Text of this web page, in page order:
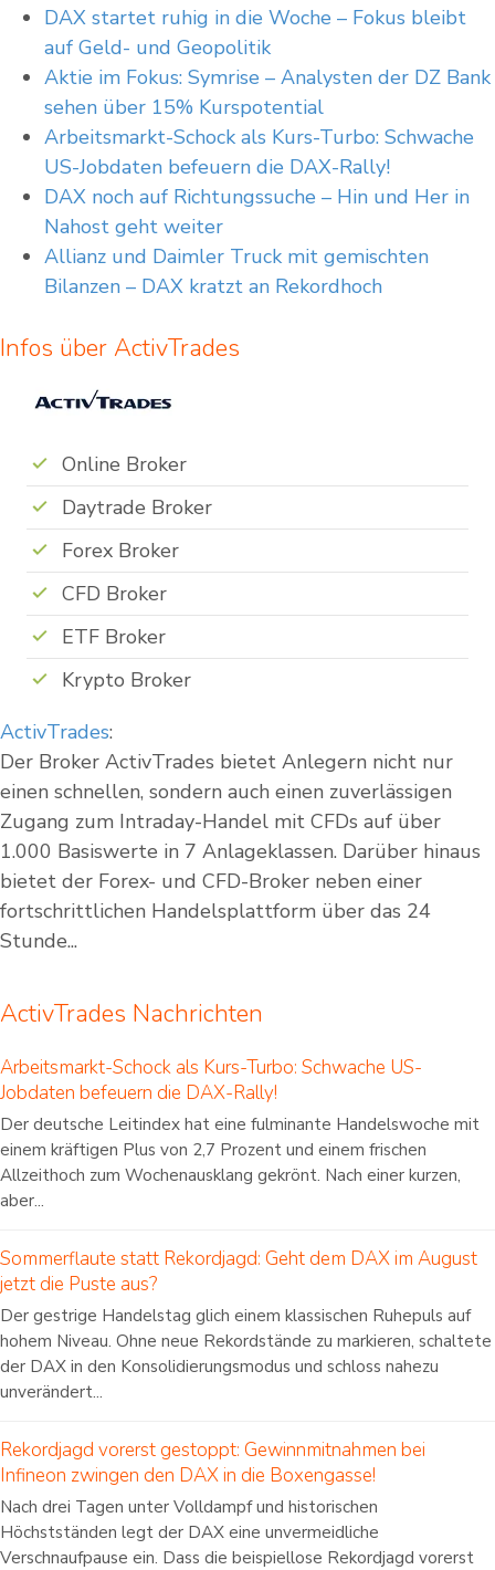
DAX startet ruhig in die Woche – Fokus bleibt
auf Geld- und Geopolitik
Aktie im Fokus: Symrise – Analysten der DZ Bank
sehen über 15% Kurspotential
Arbeitsmarkt-Schock als Kurs-Turbo: Schwache
US-Jobdaten befeuern die DAX-Rally!
DAX noch auf Richtungssuche – Hin und Her in
Nahost geht weiter
Allianz und Daimler Truck mit gemischten
Bilanzen – DAX kratzt an Rekordhoch
Infos über ActivTrades
Online Broker
Daytrade Broker
Forex Broker
CFD Broker
ETF Broker
Krypto Broker
ActivTrades:
Der Broker ActivTrades bietet Anlegern nicht nur
einen schnellen, sondern auch einen zuverlässigen
Zugang zum Intraday-Handel mit CFDs auf über
1.000 Basiswerte in 7 Anlageklassen. Darüber hinaus
bietet der Forex- und CFD-Broker neben einer
fortschrittlichen Handelsplattform über das 24
Stunde...
ActivTrades Nachrichten
Arbeitsmarkt-Schock als Kurs-Turbo: Schwache US-
Jobdaten befeuern die DAX-Rally!
Der deutsche Leitindex hat eine fulminante Handelswoche mit
einem kräftigen Plus von 2,7 Prozent und einem frischen
Allzeithoch zum Wochenausklang gekrönt. Nach einer kurzen,
aber...
Sommerflaute statt Rekordjagd: Geht dem DAX im August
jetzt die Puste aus?
Der gestrige Handelstag glich einem klassischen Ruhepuls auf
hohem Niveau. Ohne neue Rekordstände zu markieren, schaltete
der DAX in den Konsolidierungsmodus und schloss nahezu
unverändert...
Rekordjagd vorerst gestoppt: Gewinnmitnahmen bei
Infineon zwingen den DAX in die Boxengasse!
Nach drei Tagen unter Volldampf und historischen
Höchstständen legt der DAX eine unvermeidliche
Verschnaufpause ein. Dass die beispiellose Rekordjagd vorerst